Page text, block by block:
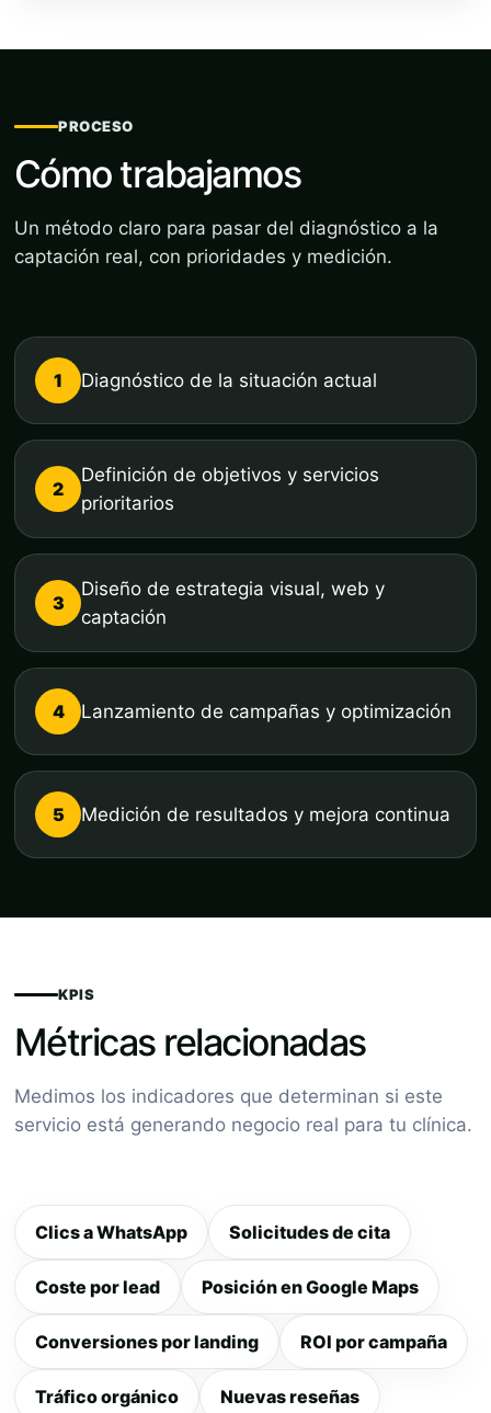
PROCESO
Cómo trabajamos
Un método claro para pasar del diagnóstico a la
captación real, con prioridades y medición.
1 Diagnóstico de la situación actual
2
Definición de objetivos y servicios
prioritarios
3
Diseño de estrategia visual, web y
captación
4 Lanzamiento de campañas y optimización
5 Medición de resultados y mejora continua
KPIS
Métricas relacionadas
Medimos los indicadores que determinan si este
servicio está generando negocio real para tu clínica.
Clics a WhatsApp Solicitudes de cita
Coste por lead Posición en Google Maps
Conversiones por landing ROI por campaña
Tráfico orgánico Nuevas reseñas